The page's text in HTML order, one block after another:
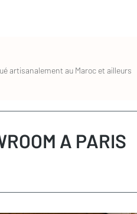
artisanalement au Maroc et ailleurs
A PARIS